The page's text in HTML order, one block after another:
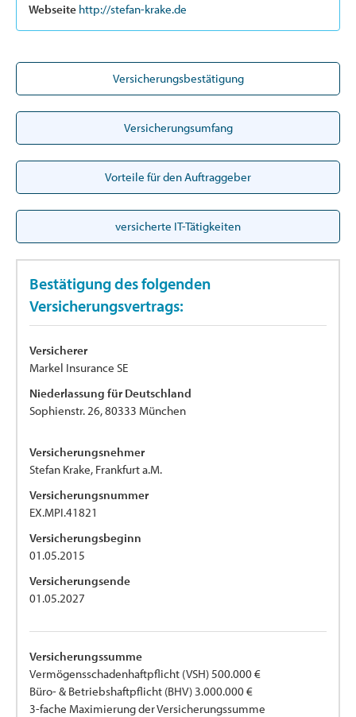
Webseite http://stefan-krake.de
Versicherungsbestätigung
Versicherungsumfang
Vorteile für den Auftraggeber
versicherte IT-Tätigkeiten
Bestätigung des folgenden
Versicherungsvertrags:
Versicherer
Markel Insurance SE
Niederlassung für Deutschland
Sophienstr. 26, 80333 München
Versicherungsnehmer
Stefan Krake, Frankfurt a.M.
Versicherungsnummer
EX.MPI.41821
Versicherungsbeginn
01.05.2015
Versicherungsende
01.05.2027
Versicherungssumme
Vermögensschadenhaftpflicht (VSH) 500.000 €
Büro- & Betriebshaftpflicht (BHV) 3.000.000 €
3-fache Maximierung der Versicherungssumme